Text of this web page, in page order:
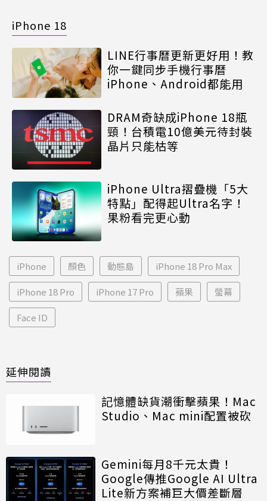
iPhone 18
LINE行事曆更新更好用！教
你一鍵同步手機行事曆
iPhone、Android都能用
DRAM奇缺成iPhone 18瓶
頸！台積電10億美元待封裝
晶片只能枯等
iPhone Ultra摺疊機「5大
特點」配得起Ultra名字！
果粉看完更心動
iPhone 顏色 動態島 iPhone 18 Pro Max
iPhone 18 Pro iPhone 17 Pro 蘋果 螢幕
Face ID
延伸閱讀
記憶體缺貨潮衝擊蘋果！Mac
Studio、Mac mini配置被砍
Gemini每月8千元太貴！
Google傳推Google AI Ultra
Lite新方案補巨大價差斷層